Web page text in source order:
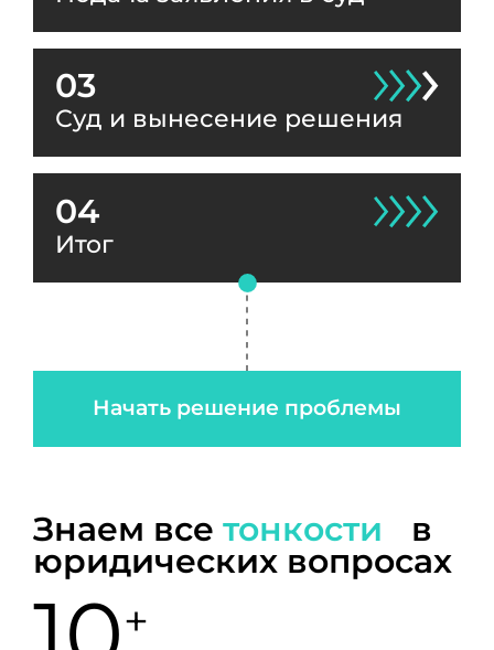
03
Суд и вынесение решения
04
Итог
Начать решение проблемы
Знаем все тонкости в
юридических вопросах
+